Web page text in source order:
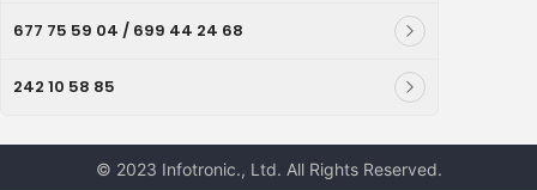
677 75 59 04 / 699 44 24 68
242 10 58 85
© 2023 Infotronic., Ltd. All Rights Reserved.